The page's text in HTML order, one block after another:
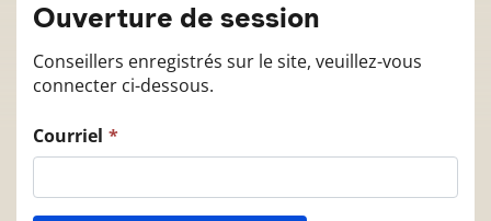
Ouverture de session
Conseillers enregistrés sur le site, veuillez-vous
connecter ci-dessous.
Courriel